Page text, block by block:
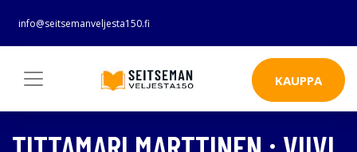
info@seitsemanveljesta150.fi
KAUPPA